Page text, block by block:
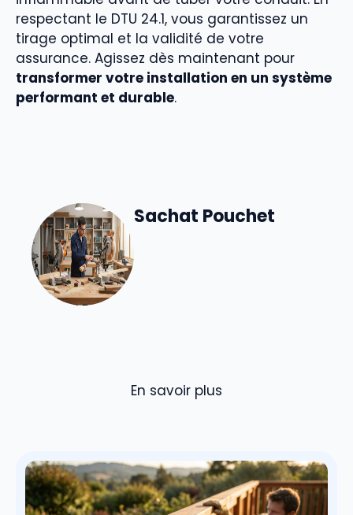
respectant le DTU 24.1, vous garantissez un
tirage optimal et la validité de votre
assurance. Agissez dès maintenant pour
transformer votre installation en un système
performant et durable.
Sachat Pouchet
En savoir plus